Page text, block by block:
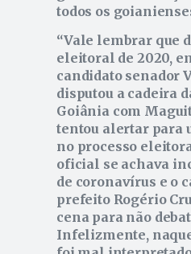
todos os
Vale lembrar que
eleitoral de 2020,
candidato senador
disputou a cadeira
Goiânia com
tentou alertar para
no processo
oficial se achava
de coronavírus e o
prefeito Rogério
cena para não
Infelizmente,